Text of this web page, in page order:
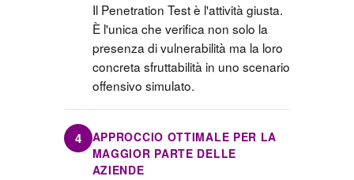
Il Penetration Test è l'attività giusta.
È l'unica che verifica non solo la
presenza di vulnerabilità ma la loro
concreta sfruttabilità in uno scenario
offensivo simulato.
4
APPROCCIO OTTIMALE PER LA
MAGGIOR PARTE DELLE
AZIENDE